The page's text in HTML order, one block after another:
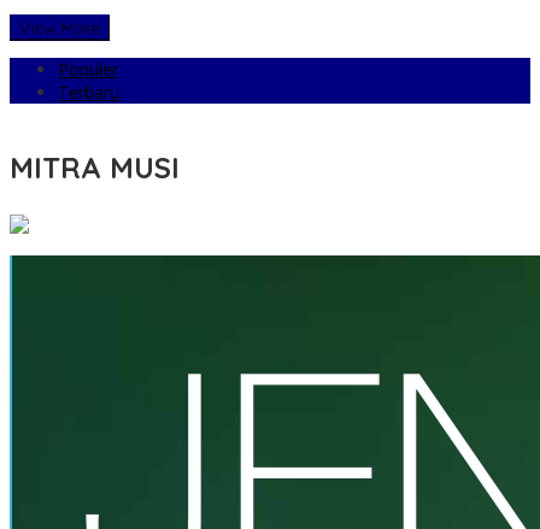
View More
Populer
Terbaru
MITRA MUSI